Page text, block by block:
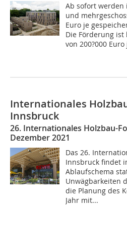
Ab sofort werden
und
Euro je
Die Förderung
von 200?000
Internationales
Innsbruck
26. Internationales Holzbau-
Dezember 2021
Das 26.
Innsbruck findet
Ablaufschema
Unwägbarkeiten
die Planung des
Jahr mit...